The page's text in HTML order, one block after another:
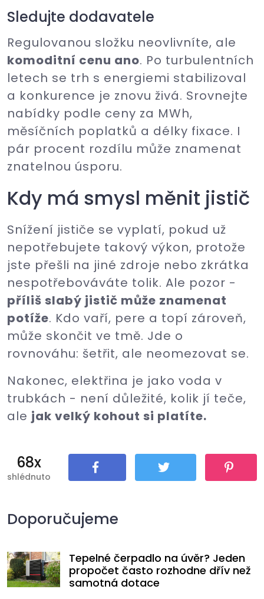
Sledujte dodavatele
Regulovanou složku neovlivníte, ale
komoditní cenu ano. Po turbulentních
letech se trh s energiemi stabilizoval
a konkurence je znovu živá. Srovnejte
nabídky podle ceny za MWh,
měsíčních poplatků a délky fixace. I
pár procent rozdílu může znamenat
znatelnou úsporu.
Kdy má smysl měnit jistič
Snížení jističe se vyplatí, pokud už
nepotřebujete takový výkon, protože
jste přešli na jiné zdroje nebo zkrátka
nespotřebováváte tolik. Ale pozor -
příliš slabý jistič může znamenat
potíže. Kdo vaří, pere a topí zároveň,
může skončit ve tmě. Jde o
rovnováhu: šetřit, ale neomezovat se.
Nakonec, elektřina je jako voda v
trubkách - není důležité, kolik jí teče,
ale jak velký kohout si platíte.
68x
shlédnuto
Doporučujeme
Tepelné čerpadlo na úvěr? Jeden
propočet často rozhodne dřív než
samotná dotace